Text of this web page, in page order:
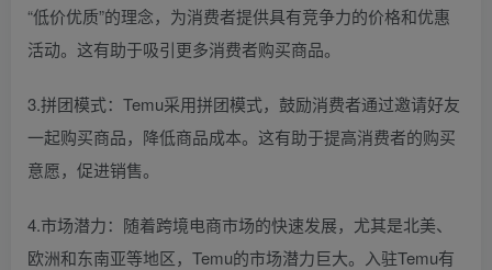
“低价优质”的理念，为消费者提供具有竞争力的价格和优惠
活动。这有助于吸引更多消费者购买商品。
3.拼团模式：Temu采用拼团模式，鼓励消费者通过邀请好友
一起购买商品，降低商品成本。这有助于提高消费者的购买
意愿，促进销售。
4.市场潜力：随着跨境电商市场的快速发展，尤其是北美、
欧洲和东南亚等地区，Temu的市场潜力巨大。入驻Temu有